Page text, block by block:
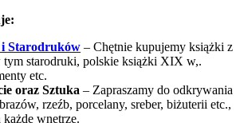
Starodruków – Chętnie kupujemy książki z
tym starodruki, polskie książki XIX w,.
etc.
oraz Sztuka – Zapraszamy do odkrywania
rzeźb, porcelany, sreber, biżuterii etc.,
wnętrze.